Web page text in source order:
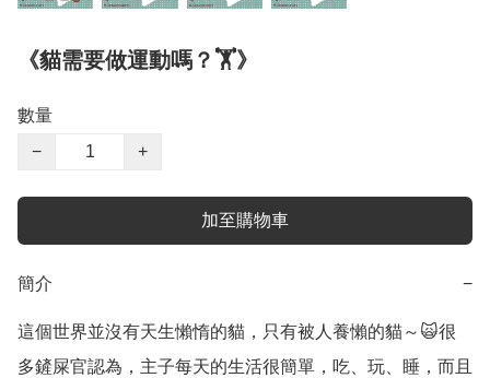
《貓需要做運動嗎？🏋️》
數量
−
+
加至購物車
簡介 −
這個世界並沒有天生懶惰的貓，只有被人養懶的貓～🙀很
多鏟屎官認為，主子每天的生活很簡單，吃、玩、睡，而且